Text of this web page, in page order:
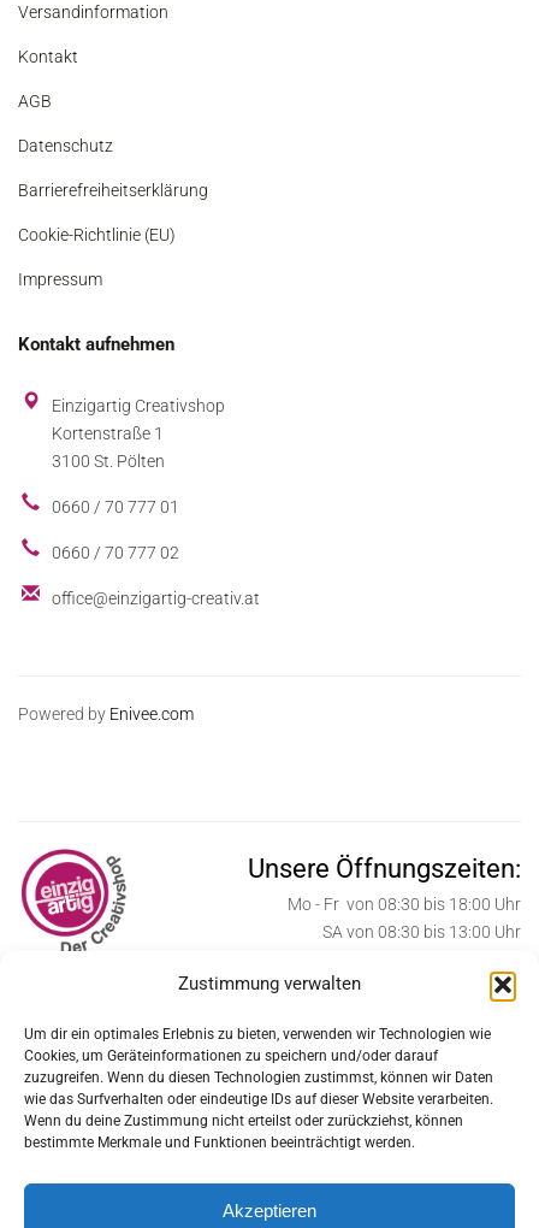
Zustimmung verwalten
Um dir ein optimales Erlebnis zu bieten, verwenden wir Technologien wie
Cookies, um Geräteinformationen zu speichern und/oder darauf
zuzugreifen. Wenn du diesen Technologien zustimmst, können wir Daten
wie das Surfverhalten oder eindeutige IDs auf dieser Website verarbeiten.
Wenn du deine Zustimmung nicht erteilst oder zurückziehst, können
bestimmte Merkmale und Funktionen beeinträchtigt werden.
Akzeptieren
Versandinformation
Kontakt
AGB
Datenschutz
Barrierefreiheitserklärung
Cookie-Richtlinie (EU)
Impressum
Kontakt aufnehmen
Einzigartig Creativshop
Kortenstraße 1
3100 St. Pölten
0660 / 70 777 01
0660 / 70 777 02
office@einzigartig-creativ.at
Powered by Enivee.com
Unsere Öffnungszeiten:
Mo - Fr von 08:30 bis 18:00 Uhr
SA von 08:30 bis 13:00 Uhr
ab Oktober bis Weihnachten:
Weihnachtssamstage:
SA von 08:30 bis 18:00 Uhr
Feiertage geschlossen:
MI 24.12., DO 25.12., FR 26.12., MI 31.12.2025